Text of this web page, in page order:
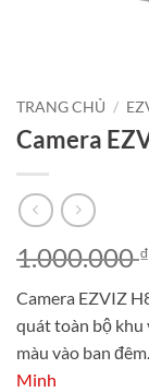
TRANG CHỦ /
Camera
1.000.000₫
Camera EZVIZ
quát toàn bộ khu
màu vào ban
Minh